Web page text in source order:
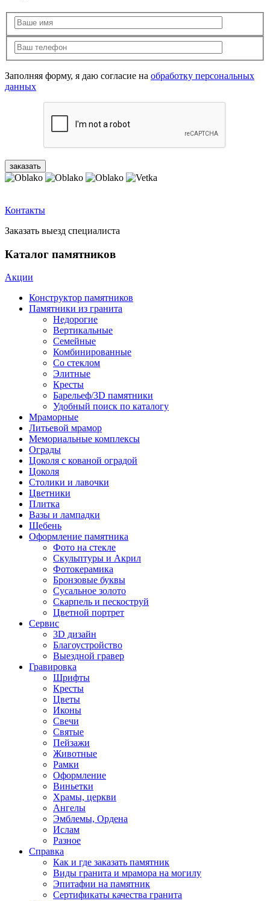
Заполняя форму, я даю согласие на обработку персональных
данных
Контакты
Заказать выезд специалиста
Каталог памятников
Акции
Конструктор памятников
Памятники из гранита
Недорогие
Вертикальные
Семейные
Комбинированные
Со стеклом
Элитные
Кресты
Барельеф/3D памятники
Удобный поиск по каталогу
Мраморные
Литьевой мрамор
Мемориальные комплексы
Ограды
Цоколя с кованой оградой
Цоколя
Столики и лавочки
Цветники
Плитка
Вазы и лампадки
Щебень
Оформление памятника
Фото на стекле
Скульптуры и Акрил
Фотокерамика
Бронзовые буквы
Сусальное золото
Скарпель и пескоструй
Цветной портрет
Сервис
3D дизайн
Благоустройство
Выездной гравер
Гравировка
Шрифты
Кресты
Цветы
Иконы
Свечи
Святые
Пейзажи
Животные
Рамки
Оформление
Виньетки
Храмы, церкви
Ангелы
Эмблемы, Ордена
Ислам
Разное
Справка
Как и где заказать памятник
Виды гранита и мрамора на могилу
Эпитафии на памятник
Сертификаты качества гранита